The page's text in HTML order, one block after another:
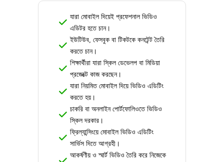
যারা মোবাইল দিয়েই প্রফেশনাল ভিডিও
এডিটর হতে চান।
ইউটিউব, ফেসবুক বা টিকটকে কনটেন্ট তৈরি
করতে চান।
শিক্ষার্থীরা যারা স্কিল ডেভেলপ বা মিডিয়া
প্রজেক্টে কাজ করছেন।
যারা নিয়মিত মোবাইল দিয়ে ভিডিও এডিটিং
করতে হয়।
চাকরি বা অনলাইন পোর্টফোলিওতে ভিডিও
স্কিল দরকার।
ফ্রিল্যান্সিংয়ে মোবাইল ভিডিও এডিটিং
সার্ভিস দিতে আগ্রহী।
আকর্ষণীয় ও স্মার্ট ভিডিও তৈরি করে নিজেকে